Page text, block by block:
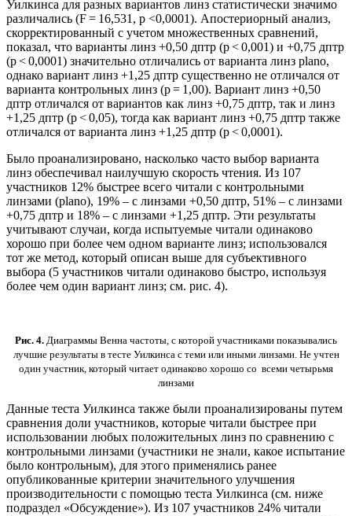
Уилкинса для разных вариантов линз статистически значимо
различались (F = 16,531, p <0,0001). Апостериорный анализ,
скорректированный с учетом множественных сравнений,
показал, что варианты линз +0,50 дптр (p < 0,001) и +0,75 дптр
(p < 0,0001) значительно отличались от варианта линз plano,
однако вариант линз +1,25 дптр существенно не отличался от
варианта контрольных линз (р = 1,00). Вариант линз +0,50
дптр отличался от вариантов как линз +0,75 дптр, так и линз
+1,25 дптр (p < 0,05), тогда как вариант линз +0,75 дптр также
отличался от варианта линз +1,25 дптр (p < 0,0001).
Было проанализировано, насколько часто выбор варианта
линз обеспечивал наилучшую скорость чтения. Из 107
участников 12% быстрее всего читали с контрольными
линзами (plano), 19% – с линзами +0,50 дптр, 51% – с линзами
+0,75 дптр и 18% – с линзами +1,25 дптр. Эти результаты
учитывают случаи, когда испытуемые читали одинаково
хорошо при более чем одном варианте линз; использовался
тот же метод, который описан выше для субъективного
выбора (5 участников читали одинаково быстро, используя
более чем один вариант линз; см. рис. 4).
Рис. 4. Диаграммы Венна частоты, с которой участниками показывались
лучшие результаты в тесте Уилкинса с теми или иными линзами. Не учтен
один участник, который читает одинаково хорошо со всеми четырьмя
линзами
Данные теста Уилкинса также были проанализированы путем
сравнения доли участников, которые читали быстрее при
использовании любых положительных линз по сравнению с
контрольными линзами (участники не знали, какое испытание
было контрольным), для этого применялись ранее
опубликованные критерии значительного улучшения
производительности с помощью теста Уилкинса (см. ниже
подраздел «Обсуждение»). Из 107 участников 24% читали